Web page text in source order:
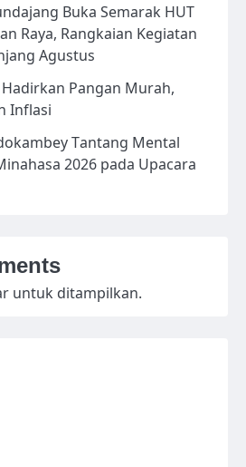
Buka Semarak HUT
Raya, Rangkaian Kegiatan
Agustus
Pangan Murah,
Inflasi
Tantang Mental
2026 pada Upacara
untuk ditampilkan.